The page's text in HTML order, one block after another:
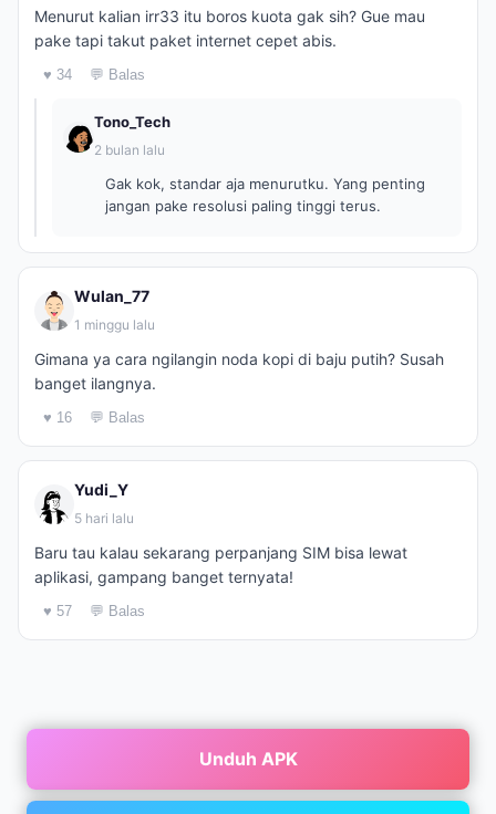
Menurut kalian irr33 itu boros kuota gak sih? Gue mau
pake tapi takut paket internet cepet abis.
♥ 34 💬 Balas
Tono_Tech
2 bulan lalu
Gak kok, standar aja menurutku. Yang penting
jangan pake resolusi paling tinggi terus.
Wulan_77
1 minggu lalu
Gimana ya cara ngilangin noda kopi di baju putih? Susah
banget ilangnya.
♥ 16 💬 Balas
Yudi_Y
5 hari lalu
Baru tau kalau sekarang perpanjang SIM bisa lewat
aplikasi, gampang banget ternyata!
♥ 57 💬 Balas
Unduh APK